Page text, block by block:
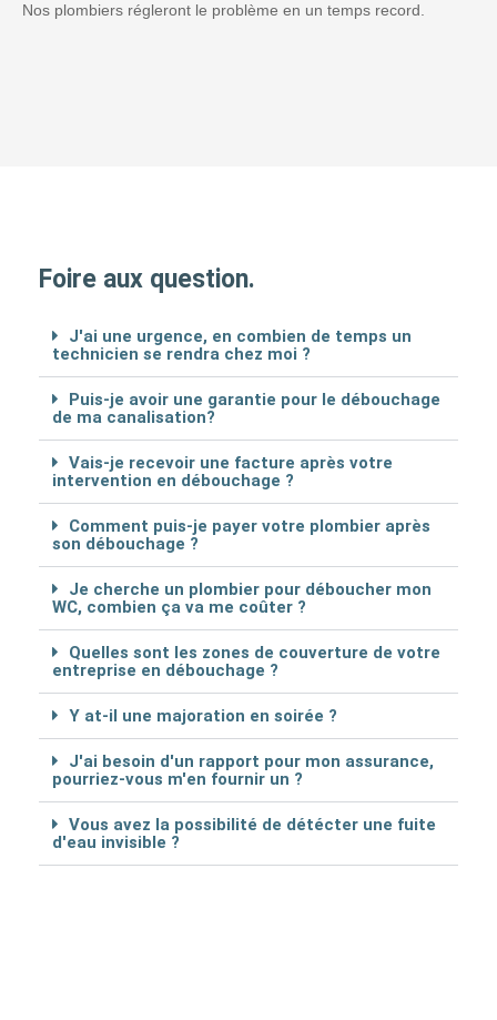
Nos plombiers régleront le problème en un temps record.
Foire aux question.
J'ai une urgence, en combien de temps un
technicien se rendra chez moi ?
Puis-je avoir une garantie pour le débouchage
de ma canalisation?
Vais-je recevoir une facture après votre
intervention en débouchage ?
Comment puis-je payer votre plombier après
son débouchage ?
Je cherche un plombier pour déboucher mon
WC, combien ça va me coûter ?
Quelles sont les zones de couverture de votre
entreprise en débouchage ?
Y at-il une majoration en soirée ?
J'ai besoin d'un rapport pour mon assurance,
pourriez-vous m'en fournir un ?
Vous avez la possibilité de détécter une fuite
d'eau invisible ?